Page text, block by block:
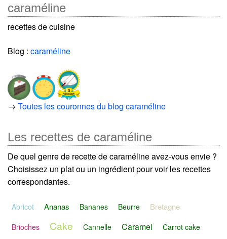
caraméline
recettes de cuisine
Blog : caraméline
→ Toutes les couronnes du blog caraméline
Les recettes de caraméline
De quel genre de recette de caraméline avez-vous envie ?
Choisissez un plat ou un ingrédient pour voir les recettes
correspondantes.
Abricot Ananas Bananes Beurre Bretagne
Brioches Cake Cannelle Caramel Carrot cake